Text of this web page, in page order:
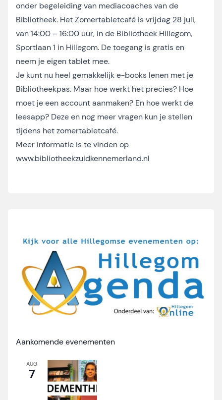
onder begeleiding van mediacoaches van de
Bibliotheek. Het Zomertabletcafé is vrijdag 28 juli,
van 14:00 – 16:00 uur, in de Bibliotheek Hillegom,
Sportlaan 1 in Hillegom. De toegang is gratis en
neem je eigen tablet mee.
Je kunt nu heel gemakkelijk e-books lenen met je
Bibliotheekpas. Maar hoe werkt het precies? Hoe
moet je een account aanmaken? En hoe werkt de
leesapp? Deze en nog meer vragen kun je stellen
tijdens het zomertabletcafé.
Meer informatie is te vinden op
www.bibliotheekzuidkennemerland.nl
Aankomende evenementen
AUG
7